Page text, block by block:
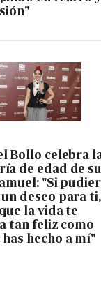
Bollo celebra
de edad de
"Si
deseo para ti,
la vida te
tan feliz como
hecho a mí"